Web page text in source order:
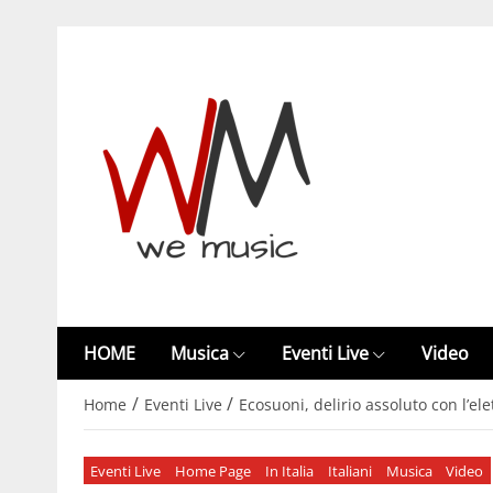
HOME Musica Eventi Live Video
Home / Eventi Live / Ecosuoni, delirio assoluto con
Eventi Live Home Page In Italia Italiani Musica Video